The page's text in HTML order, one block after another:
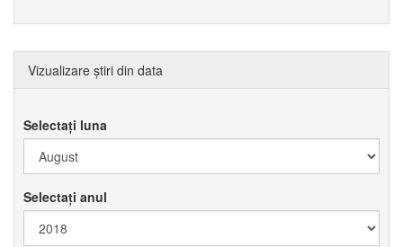
Vizualizare știri din data
Selectați luna
Selectați anul